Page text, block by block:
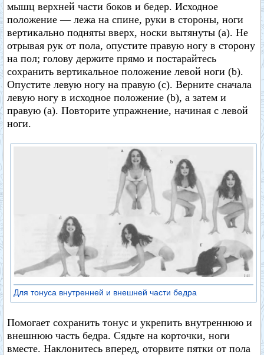
мышц верхней части боков и бедер. Исходное
положение — лежа на спине, руки в стороны, ноги
вертикально подняты вверх, носки вытянуты (а). Не
отрывая рук от пола, опустите правую ногу в сторону
на пол; голову держите прямо и постарайтесь
сохранить вертикальное положение левой ноги (b).
Опустите левую ногу на правую (с). Верните сначала
левую ногу в исходное положение (b), а затем и
правую (а). Повторите упражнение, начиная с левой
ноги.
Для тонуса внутренней и внешней части бедра
Помогает сохранить тонус и укрепить внутреннюю и
внешнюю часть бедра. Сядьте на корточки, ноги
вместе. Наклонитесь вперед, оторвите пятки от пола